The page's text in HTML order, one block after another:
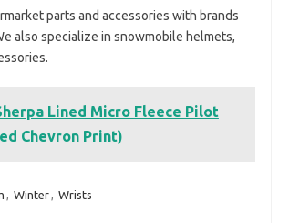
parts and accessories with brands
also specialize in snowmobile helmets,
Lined Micro Fleece Pilot
Chevron Print)
, Winter, Wrists